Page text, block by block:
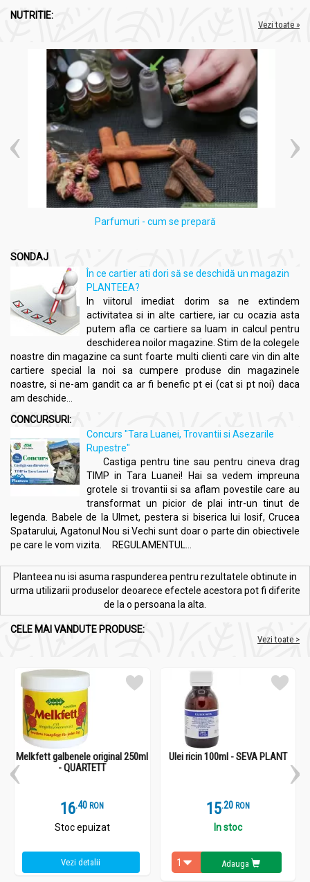
NUTRITIE:
Vezi toate »
Parfumuri - cum se prepară
SONDAJ
În ce cartier ati dori să se deschidă un magazin
PLANTEEA?
In viitorul imediat dorim sa ne extindem
activitatea si in alte cartiere, iar cu ocazia asta
putem afla ce cartiere sa luam in calcul pentru
deschiderea noilor magazine. Stim de la colegele
noastre din magazine ca sunt foarte multi clienti care vin din alte
cartiere special la noi sa cumpere produse din magazinele
noastre, si ne-am gandit ca ar fi benefic pt ei (cat si pt noi) daca
am deschide...
CONCURSURI:
Concurs "Tara Luanei, Trovantii si Asezarile
Rupestre"
Castiga pentru tine sau pentru cineva drag
TIMP in Tara Luanei! Hai sa vedem impreuna
grotele si trovantii si sa aflam povestile care au
transformat un picior de plai intr-un tinut de
legenda. Babele de la Ulmet, pestera si biserica lui Iosif, Crucea
Spatarului, Agatonul Nou si Vechi sunt doar o parte din obiectivele
pe care le vom vizita. REGULAMENTUL...
Planteea nu isi asuma raspunderea pentru rezultatele obtinute in
urma utilizarii produselor deoarece efectele acestora pot fi diferite
de la o persoana la alta.
CELE MAI VANDUTE PRODUSE:
Vezi toate >
Melkfett galbenele original 250ml
- QUARTETT
16.4 RON
Stoc epuizat
Vezi detalii
Ulei ricin 100ml - SEVA PLANT
15.2 RON
In stoc
Adauga